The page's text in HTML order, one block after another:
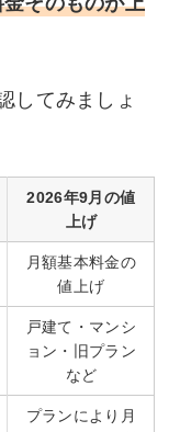
してみましょ
2026年9月の値
上げ
月額基本料金の
値上げ
戸建て・マンシ
ョン・旧プラン
など
プランにより月